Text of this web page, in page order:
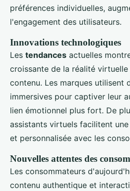
préférences individuelles,
l'engagement des utilisateurs.
Innovations technologiques
Les tendances actuelles
croissante de la réalité
contenu. Les marques utilisent
immersives pour captiver leur
lien émotionnel plus fort. De
assistants virtuels facilitent
et personnalisée avec les
Nouvelles attentes des
Les consommateurs
contenu authentique et